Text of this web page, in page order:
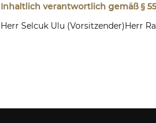
Inhaltlich verantwortlich gemäß § 55
Herr Selcuk Ulu (Vorsitzender)Herr